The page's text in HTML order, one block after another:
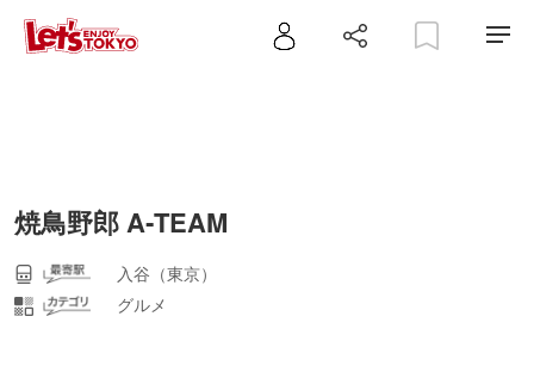
焼鳥野郎 A‐TEAM
入谷（東京）
グルメ